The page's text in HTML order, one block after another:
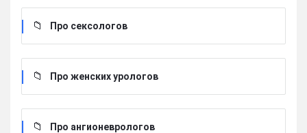
Про сексологов
Про женских урологов
Про ангионеврологов